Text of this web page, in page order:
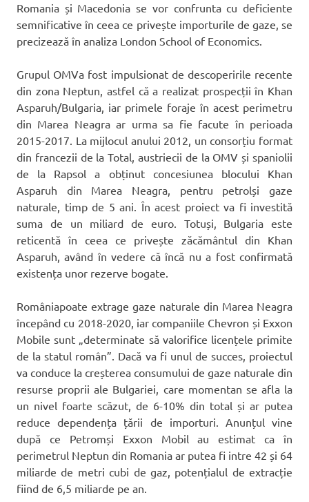
Romania și Macedonia se vor confrunta cu deficiente
semnificative în ceea ce privește importurile de gaze, se
precizează în analiza London School of Economics.
Grupul OMVa fost impulsionat de descoperirile recente
din zona Neptun, astfel că a realizat prospecții în Khan
Asparuh/Bulgaria, iar primele foraje în acest perimetru
din Marea Neagra ar urma sa fie facute în perioada
2015-2017. La mijlocul anului 2012, un consorțiu format
din francezii de la Total, austriecii de la OMV și spaniolii
de la Rapsol a obținut concesiunea blocului Khan
Asparuh din Marea Neagra, pentru petrolși gaze
naturale, timp de 5 ani. În acest proiect va fi investită
suma de un miliard de euro. Totuși, Bulgaria este
reticentă în ceea ce privește zăcământul din Khan
Asparuh, având în vedere că încă nu a fost confirmată
existența unor rezerve bogate.
Româniapoate extrage gaze naturale din Marea Neagra
începând cu 2018-2020, iar companiile Chevron și Exxon
Mobile sunt „determinate să valorifice licențele primite
de la statul român”. Dacă va fi unul de succes, proiectul
va conduce la creșterea consumului de gaze naturale din
resurse proprii ale Bulgariei, care momentan se afla la
un nivel foarte scăzut, de 6-10% din total și ar putea
reduce dependența țării de importuri. Anunțul vine
după ce Petromși Exxon Mobil au estimat ca în
perimetrul Neptun din Romania ar putea fi intre 42 și 64
miliarde de metri cubi de gaz, potențialul de extracție
fiind de 6,5 miliarde pe an.